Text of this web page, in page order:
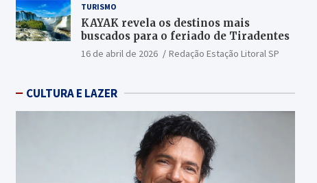
TURISMO
KAYAK revela os destinos mais
buscados para o feriado de Tiradentes
16 de abril de 2026 Redação Estação Litoral SP
CULTURA E LAZER